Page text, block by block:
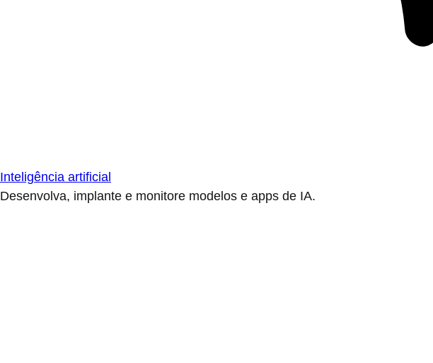
Inteligência artificial
Desenvolva, implante e monitore modelos e apps de IA.